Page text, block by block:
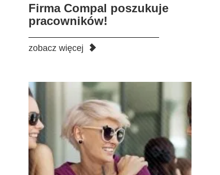
Firma Compal poszukuje
pracowników!
zobacz więcej
Zgłoś się do akcji „Zagłębie za pół ceny”!